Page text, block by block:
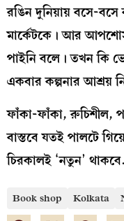
রঙিন দুনিয়ায় বসে-বসে
মার্কেটকে। আর
পাইনি বলে। তখন কি
একবার কল্পনার আশ্রয়
ফাঁকা-ফাঁকা, রুচিশীল,
বাস্তবে যতই পালটে
চিরকালই ‘নতুন’
Book shop Kolkata